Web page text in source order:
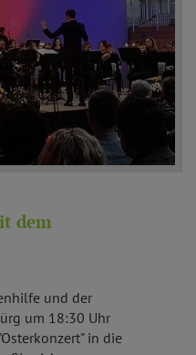
dem
und der
um 18:30 Uhr
in die